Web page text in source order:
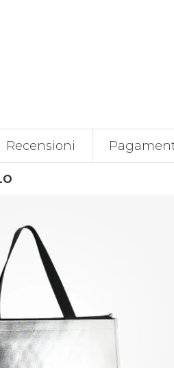
Recensioni